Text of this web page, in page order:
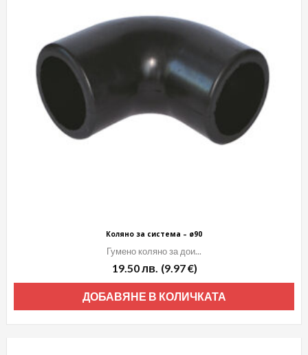
Коляно за система – ø90
Гумено коляно за дои...
19.50лв. (9.97 €)
ДОБАВЯНЕ В КОЛИЧКАТА